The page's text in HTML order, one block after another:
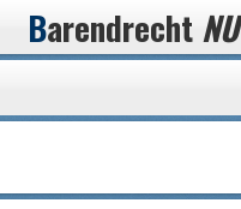
Barendrecht NU